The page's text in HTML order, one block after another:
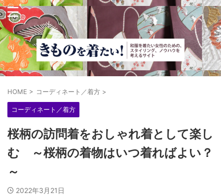
HOME > コーディネート／着方 >
コーディネート／着方
桜柄の訪問着をおしゃれ着として楽し
む ～桜柄の着物はいつ着ればよい？
～
2022年3月21日